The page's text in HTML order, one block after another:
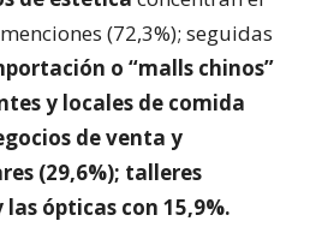
(72,3%); seguidas
o “malls chinos”
y locales de comida
de venta y
(29,6%); talleres
ópticas con 15,9%.